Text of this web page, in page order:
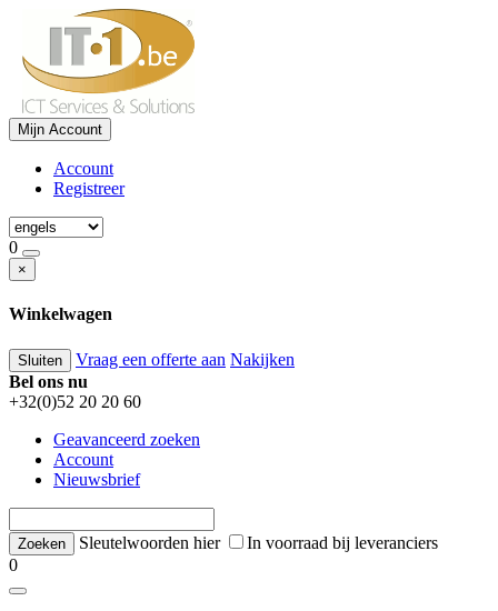
Mijn Account
Account
Registreer
0
×
Winkelwagen
Sluiten Vraag een offerte aan Nakijken
Bel ons nu
+32(0)52 20 20 60
Geavanceerd zoeken
Account
Nieuwsbrief
Sleutelwoorden hier
In voorraad bij leveranciers
0